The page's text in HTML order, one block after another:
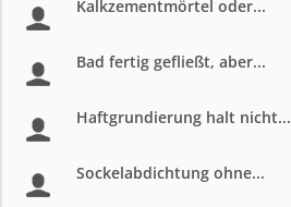
Kalkzementmörtel oder...
Bad fertig gefließt, aber...
Haftgrundierung halt nicht...
Sockelabdichtung ohne...